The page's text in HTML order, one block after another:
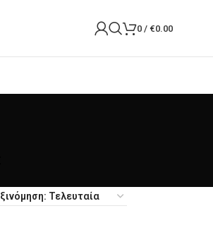
0 / €0.00